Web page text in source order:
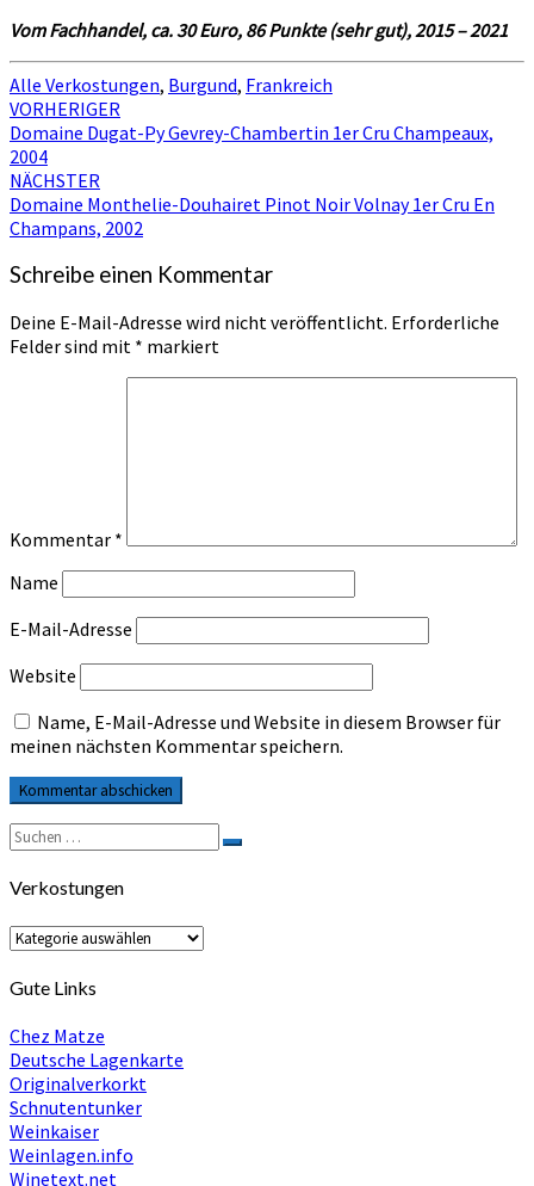
Vom Fachhandel, ca. 30 Euro, 86 Punkte (sehr gut), 2015 – 2021
Alle Verkostungen, Burgund, Frankreich
Beitragsnavigation
VORHERIGER
Domaine Dugat-Py Gevrey-Chambertin 1er Cru Champeaux,
2004
NÄCHSTER
Domaine Monthelie-Douhairet Pinot Noir Volnay 1er Cru En
Champans, 2002
Schreibe einen Kommentar
Deine E-Mail-Adresse wird nicht veröffentlicht. Erforderliche
Felder sind mit * markiert
Kommentar *
Name
E-Mail-Adresse
Website
Name, E-Mail-Adresse und Website in diesem Browser für
meinen nächsten Kommentar speichern.
Suche
nach:
Suchen
Verkostungen
Verkostungen
Gute Links
Chez Matze
Deutsche Lagenkarte
Originalverkorkt
Schnutentunker
Weinkaiser
Weinlagen.info
Winetext.net